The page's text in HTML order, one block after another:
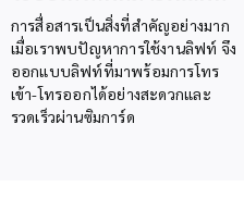
การสื่อสารเป็นสิ่งที่สำคัญอย่างมาก
เมื่อเราพบปัญหาการใช้งานลิฟท์ จึง
ออกแบบลิฟท์ที่มาพร้อมการโทร
เข้า-โทรออกได้อย่างสะดวกและ
รวดเร็วผ่านซิมการ์ด